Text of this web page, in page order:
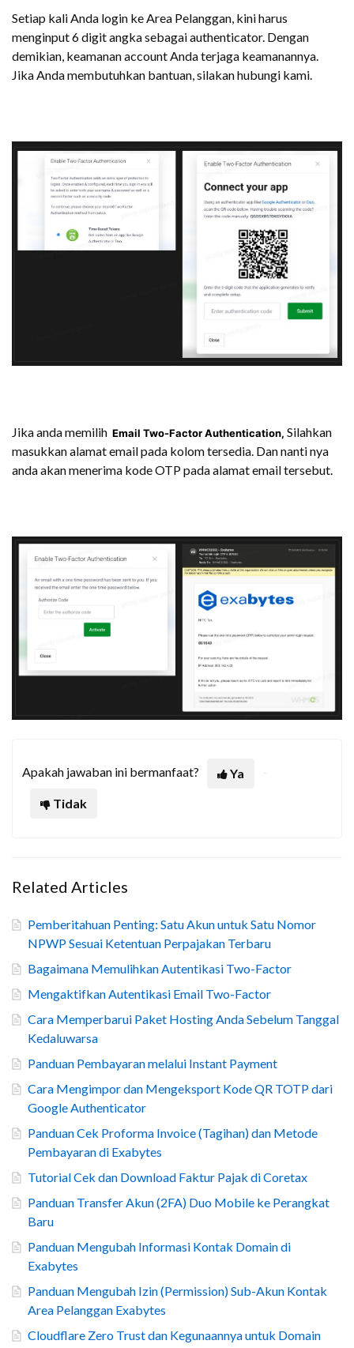
Setiap kali Anda login ke Area Pelanggan, kini harus
menginput 6 digit angka sebagai authenticator. Dengan
demikian, keamanan account Anda terjaga keamanannya.
Jika Anda membutuhkan bantuan, silakan hubungi kami.
Jika anda memilih Email Two-Factor Authentication, Silahkan
masukkan alamat email pada kolom tersedia. Dan nanti nya
anda akan menerima kode OTP pada alamat email tersebut.
Apakah jawaban ini bermanfaat?
Ya
Tidak
Related Articles
Pemberitahuan Penting: Satu Akun untuk Satu Nomor
NPWP Sesuai Ketentuan Perpajakan Terbaru
Bagaimana Memulihkan Autentikasi Two-Factor
Mengaktifkan Autentikasi Email Two-Factor
Cara Memperbarui Paket Hosting Anda Sebelum Tanggal
Kedaluwarsa
Panduan Pembayaran melalui Instant Payment
Cara Mengimpor dan Mengeksport Kode QR TOTP dari
Google Authenticator
Panduan Cek Proforma Invoice (Tagihan) dan Metode
Pembayaran di Exabytes
Tutorial Cek dan Download Faktur Pajak di Coretax
Panduan Transfer Akun (2FA) Duo Mobile ke Perangkat
Baru
Panduan Mengubah Informasi Kontak Domain di
Exabytes
Panduan Mengubah Izin (Permission) Sub-Akun Kontak
Area Pelanggan Exabytes
Cloudflare Zero Trust dan Kegunaannya untuk Domain